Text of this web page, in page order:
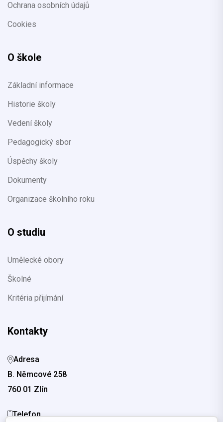
Ochrana osobních údajů
Cookies
O škole
Základní informace
Historie školy
Vedení školy
Pedagogický sbor
Úspěchy školy
Dokumenty
Organizace školního roku
O studiu
Umělecké obory
Školné
Kritéria přijímání
Kontakty
Adresa
B. Němcové 258
760 01 Zlín
Telefon